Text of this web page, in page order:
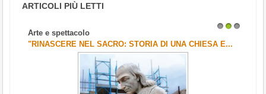
ARTICOLI PIÙ LETTI
Arte e spettacolo
"RINASCERE NEL SACRO: STORIA DI UNA CHIESA E...